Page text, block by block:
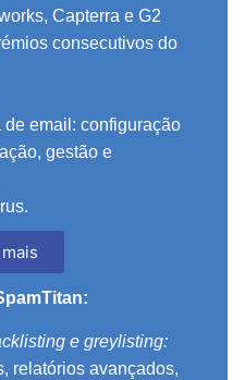
Capterra e G2
consecutivos do
email: configuração
gestão e
e greylisting:
relatórios avançados,